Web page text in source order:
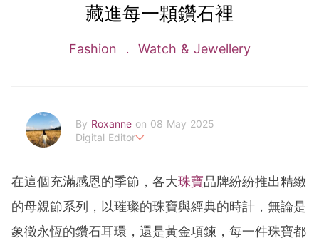
藏進每一顆鑽石裡
Fashion Watch & Jewellery
By Roxanne on 08 May 2025
Digital Editor
負責時尚、美妝、珠寶、生活、美食、影劇、文化潮流
roxanne.lee@poplady-mag.com
在這個充滿感恩的季節，各大珠寶品牌紛紛推出精緻
的母親節系列，以璀璨的珠寶與經典的時計，無論是
象徵永恆的鑽石耳環，還是黃金項鍊，每一件珠寶都